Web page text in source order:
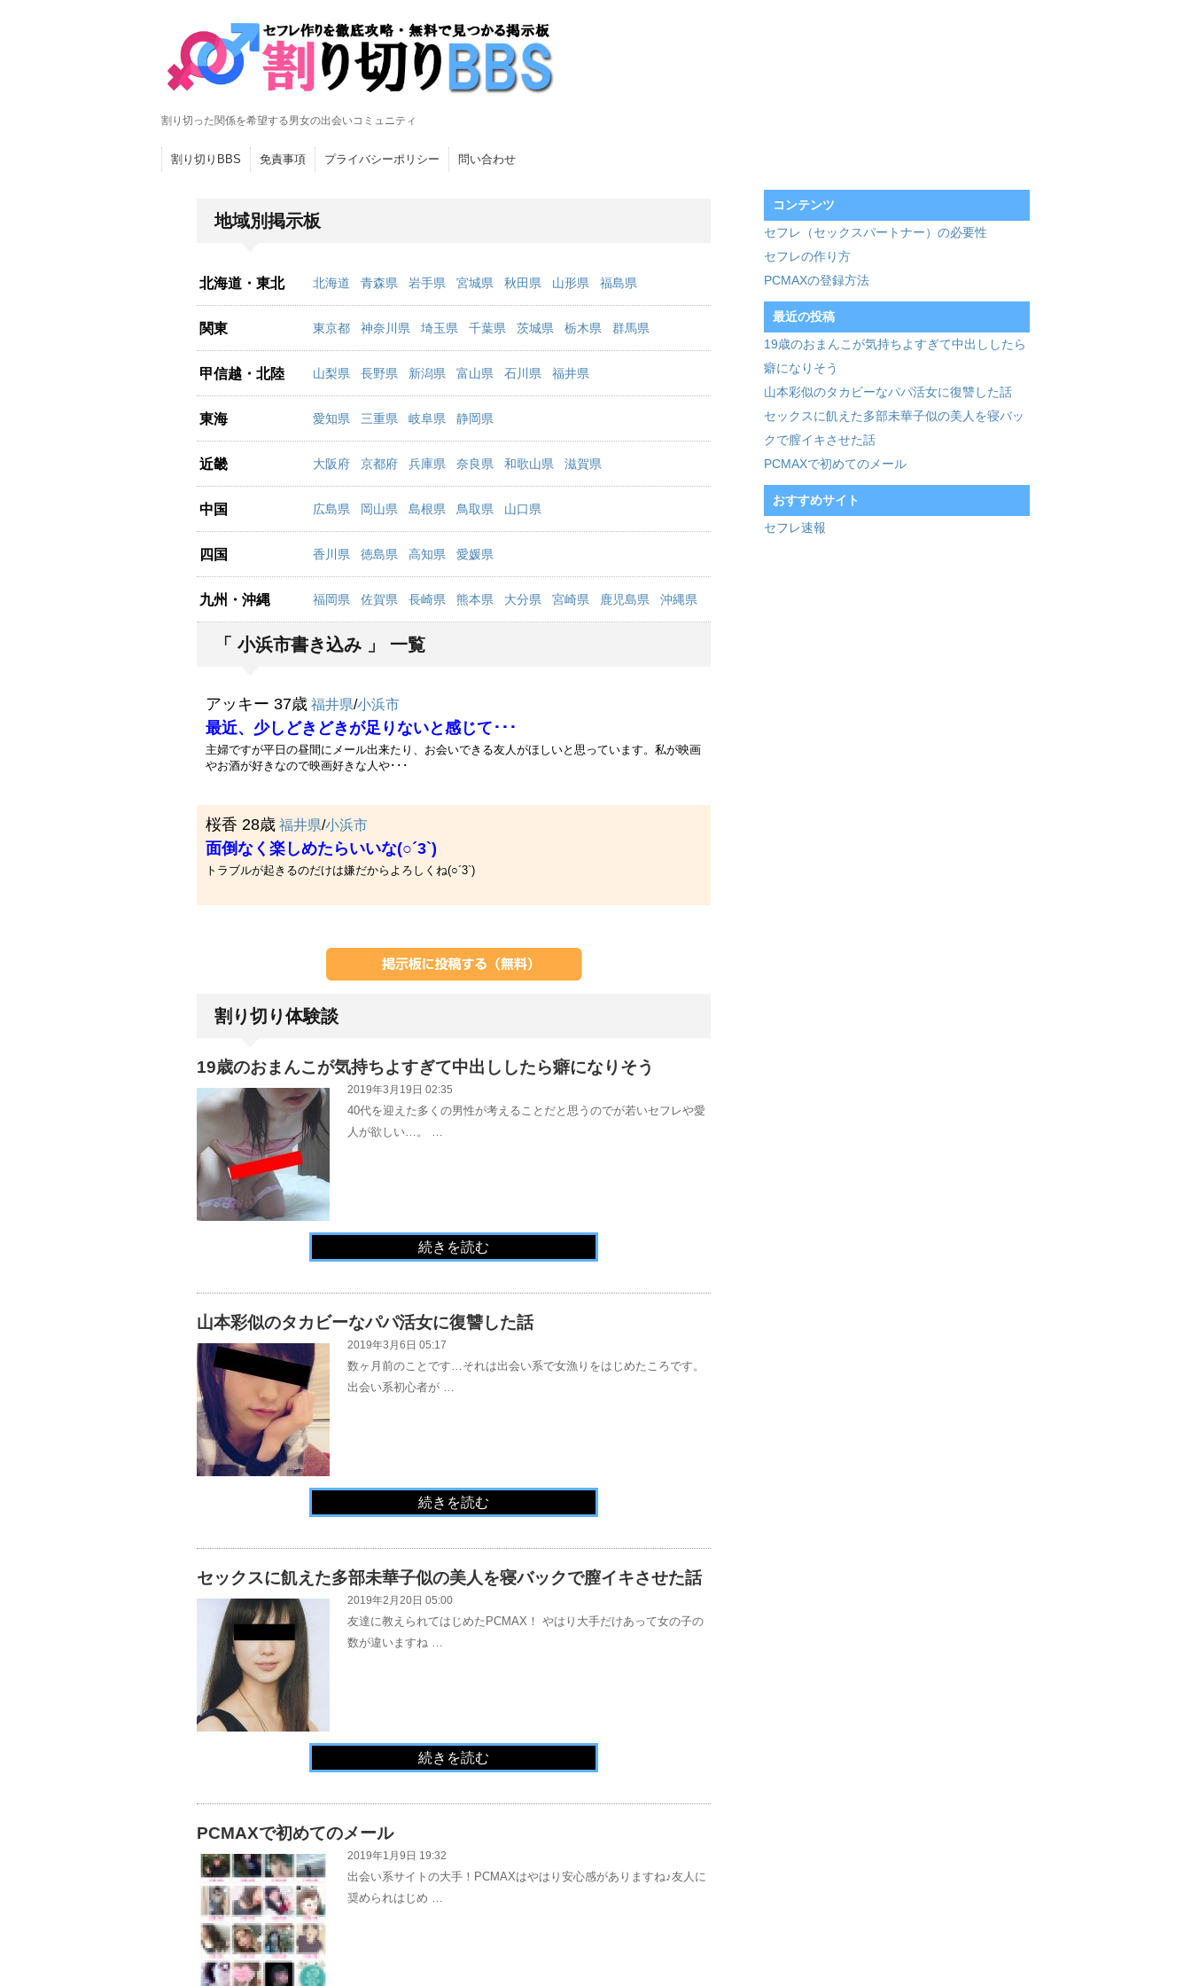
割り切った関係を希望する男女の出会いコミュニティ
割り切りBBS 免責事項 プライバシーポリシー 問い合わせ
地域別掲示板
北海道・東北 北海道 青森県 岩手県 宮城県 秋田県 山形県 福島県
関東 東京都 神奈川県 埼玉県 千葉県 茨城県 栃木県 群馬県
甲信越・北陸 山梨県 長野県 新潟県 富山県 石川県 福井県
東海 愛知県 三重県 岐阜県 静岡県
近畿 大阪府 京都府 兵庫県 奈良県 和歌山県 滋賀県
中国 広島県 岡山県 島根県 鳥取県 山口県
四国 香川県 徳島県 高知県 愛媛県
九州・沖縄 福岡県 佐賀県 長崎県 熊本県 大分県 宮崎県 鹿児島県 沖縄県
「 小浜市書き込み 」 一覧
アッキー 37歳 福井県/小浜市
最近、少しどきどきが足りないと感じて･･･
主婦ですが平日の昼間にメール出来たり、お会いできる友人がほしいと思っています。私が映画
やお酒が好きなので映画好きな人や･･･
桜香 28歳 福井県/小浜市
面倒なく楽しめたらいいな(○´3`)
トラブルが起きるのだけは嫌だからよろしくね(○´3`)
割り切り体験談
19歳のおまんこが気持ちよすぎて中出ししたら癖になりそう
2019年3月19日 02:35
40代を迎えた多くの男性が考えることだと思うのでが若いセフレや愛
人が欲しい…。 …
続きを読む
山本彩似のタカビーなパパ活女に復讐した話
2019年3月6日 05:17
数ヶ月前のことです…それは出会い系で女漁りをはじめたころです。
出会い系初心者が …
続きを読む
セックスに飢えた多部未華子似の美人を寝バックで膣イキさせた話
2019年2月20日 05:00
友達に教えられてはじめたPCMAX！ やはり大手だけあって女の子の
数が違いますね …
続きを読む
PCMAXで初めてのメール
2019年1月9日 19:32
出会い系サイトの大手！PCMAXはやはり安心感がありますね♪友人に
奨められはじめ …
コンテンツ
セフレ（セックスパートナー）の必要性
セフレの作り方
PCMAXの登録方法
最近の投稿
19歳のおまんこが気持ちよすぎて中出ししたら
癖になりそう
山本彩似のタカビーなパパ活女に復讐した話
セックスに飢えた多部未華子似の美人を寝バッ
クで膣イキさせた話
PCMAXで初めてのメール
おすすめサイト
セフレ速報